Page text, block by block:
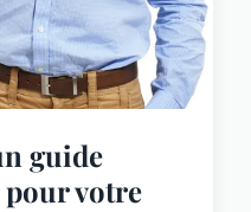
guide
votre